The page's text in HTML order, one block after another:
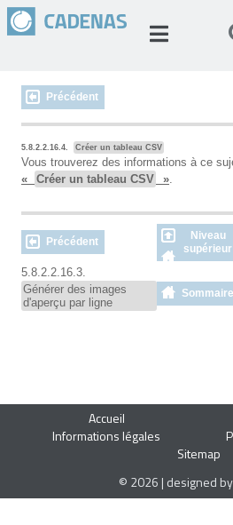
Précédent
5.8.2.2.16.4. Créer un tableau CSV
Vous trouverez des informations à ce
«
Créer un tableau CSV ».
Précédent
Niveau
supérieur
5.8.2.2.16.3.
Générer des images
d'aperçu par ligne
Sommaire
Accueil
Informations légales
Sitemap
© 2026 | designed by